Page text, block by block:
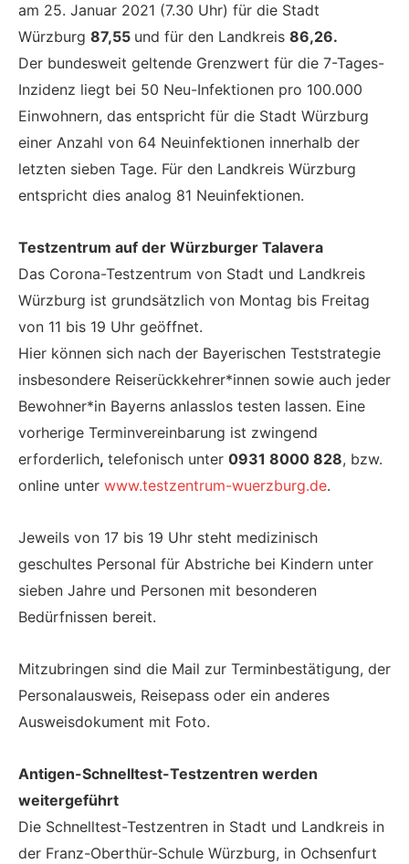
am 25. Januar 2021 (7.30 Uhr) für die Stadt
Würzburg 87,55 und für den Landkreis 86,26.
Der bundesweit geltende Grenzwert für die 7-Tages-
Inzidenz liegt bei 50 Neu-Infektionen pro 100.000
Einwohnern, das entspricht für die Stadt Würzburg
einer Anzahl von 64 Neuinfektionen innerhalb der
letzten sieben Tage. Für den Landkreis Würzburg
entspricht dies analog 81 Neuinfektionen.
Testzentrum auf der Würzburger Talavera
Das Corona-Testzentrum von Stadt und Landkreis
Würzburg ist grundsätzlich von Montag bis Freitag
von 11 bis 19 Uhr geöffnet.
Hier können sich nach der Bayerischen Teststrategie
insbesondere Reiserückkehrer*innen sowie auch jeder
Bewohner*in Bayerns anlasslos testen lassen. Eine
vorherige Terminvereinbarung ist zwingend
erforderlich, telefonisch unter 0931 8000 828, bzw.
online unter www.testzentrum-wuerzburg.de.
Jeweils von 17 bis 19 Uhr steht medizinisch
geschultes Personal für Abstriche bei Kindern unter
sieben Jahre und Personen mit besonderen
Bedürfnissen bereit.
Mitzubringen sind die Mail zur Terminbestätigung, der
Personalausweis, Reisepass oder ein anderes
Ausweisdokument mit Foto.
Antigen-Schnelltest-Testzentren werden
weitergeführt
Die Schnelltest-Testzentren in Stadt und Landkreis in
der Franz-Oberthür-Schule Würzburg, in Ochsenfurt